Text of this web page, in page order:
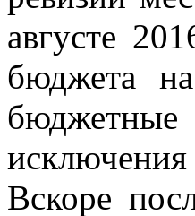
августе
бюджета
исключения
Вскоре